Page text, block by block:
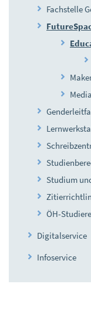
Fachstelle
Studium
ÖH-
Digitalservice
Infoservice